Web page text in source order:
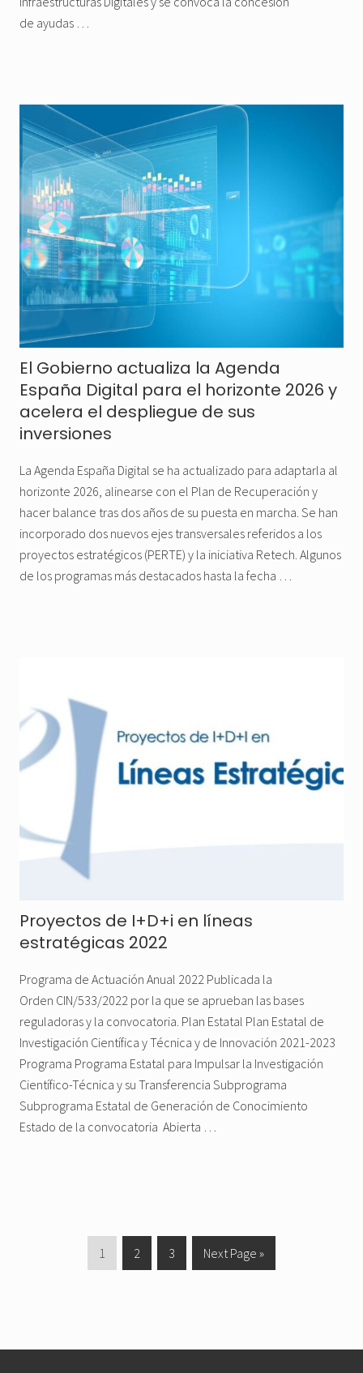
de ayudas …
El Gobierno actualiza la Agenda
España Digital para el horizonte 2026 y
acelera el despliegue de sus
inversiones
La Agenda España Digital se ha actualizado para adaptarla al
horizonte 2026, alinearse con el Plan de Recuperación y
hacer balance tras dos años de su puesta en marcha. Se han
incorporado dos nuevos ejes transversales referidos a los
proyectos estratégicos (PERTE) y la iniciativa Retech. Algunos
de los programas más destacados hasta la fecha …
Proyectos de I+D+i en líneas
estratégicas 2022
Programa de Actuación Anual 2022 Publicada la
Orden CIN/533/2022 por la que se aprueban las bases
reguladoras y la convocatoria. Plan Estatal Plan Estatal de
Investigación Científica y Técnica y de Innovación 2021-2023
Programa Programa Estatal para Impulsar la Investigación
Científico-Técnica y su Transferencia Subprograma
Subprograma Estatal de Generación de Conocimiento
Estado de la convocatoria Abierta …
G
o
1
G
o
2
G
o
3
G
o
Next Page »